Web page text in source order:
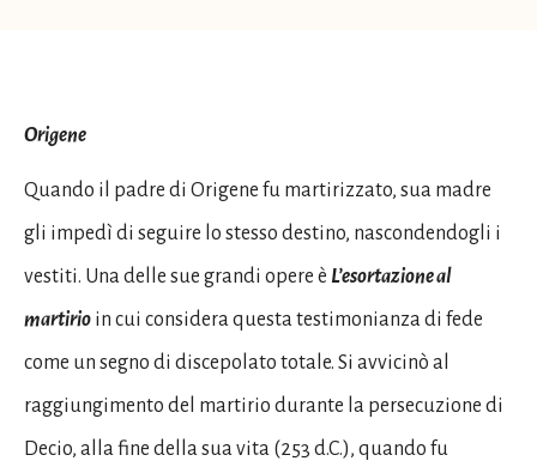
Origene
Quando il padre di Origene fu martirizzato, sua madre
gli impedì di seguire lo stesso destino, nascondendogli i
vestiti. Una delle sue grandi opere è L’esortazione al
martirio in cui considera questa testimonianza di fede
come un segno di discepolato totale. Si avvicinò al
raggiungimento del martirio durante la persecuzione di
Decio, alla fine della sua vita (253 d.C.), quando fu